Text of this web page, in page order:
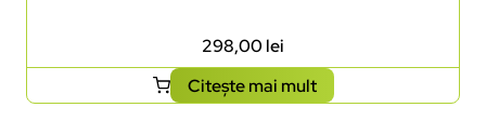
298,00 lei
Citește mai mult